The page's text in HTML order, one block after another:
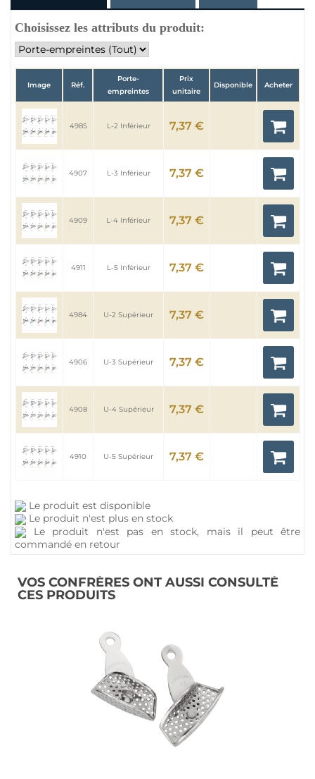
Choisissez les attributs du produit:
Image Réf.
Porte-
empreintes
Prix
unitaire
Disponible Acheter
4985 L-2 Inférieur 7,37 €
4907 L-3 Inférieur 7,37 €
4909 L-4 Inférieur 7,37 €
4911 L-5 Inférieur 7,37 €
4984 U-2 Supérieur 7,37 €
4906 U-3 Supérieur 7,37 €
4908 U-4 Supérieur 7,37 €
4910 U-5 Supérieur 7,37 €
Le produit est disponible
Le produit n'est plus en stock
Le produit n'est pas en stock, mais il peut être
commandé en retour
VOS CONFRÈRES ONT AUSSI CONSULTÉ
CES PRODUITS